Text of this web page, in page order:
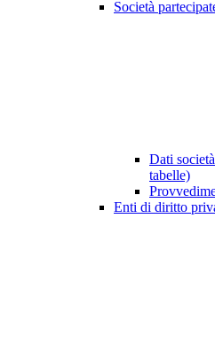
Società
Dati
tabelle)
Enti di diritto